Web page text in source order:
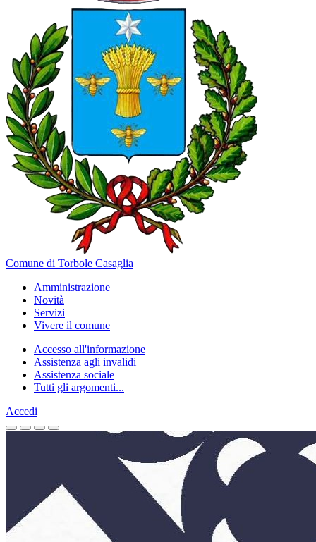
Comune di Torbole Casaglia
Amministrazione
Novità
Servizi
Vivere il comune
Accesso all'informazione
Assistenza agli invalidi
Assistenza sociale
Tutti gli argomenti...
Accedi
Homepage